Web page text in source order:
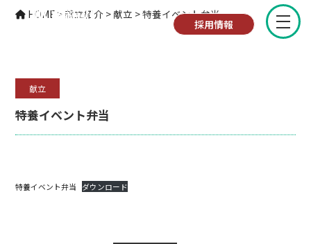
採用情報
献立紹介
HOME > 献立紹介 > 献立 >特養イベント弁当
献立
特養イベント弁当
特養イベント弁当 ダウンロード